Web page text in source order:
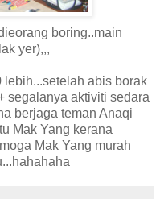
boring..main
yer),,,
abis borak
segalanya aktiviti sedara
berjaga teman Anaqi
Mak Yang kerana
Mak Yang murah